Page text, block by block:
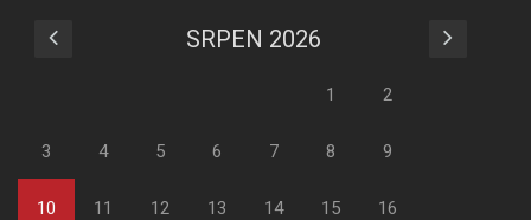
SRPEN 2026
1 2
3 4 5 6 7 8 9
10 11 12 13 14 15 16